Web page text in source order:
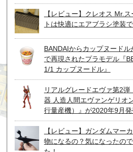
【レビュー】クレオス Mr.
トは快適にエアブラシ塗装
BANDAIからカップヌード
で再現されたプラモデル『
1/1 カップヌードル』
リアルグレードエヴァ第2
器 人造人間エヴァンゲリオ
行量産機）』が2020年9月発
【レビュー】ガンダムマー
物になるの？気になったの